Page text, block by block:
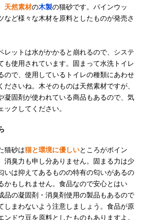
天然素材の木製の猫砂です。パインウッ
など様々な木材を原料としたものが発売さ
レットは水がかかると崩れるので、システ
も使用されています。固まって水洗トイレ
ので、使用しているトイレの種類にあわせ
ださいね。木そのものは天然素材ですが、
凝固剤が使われている商品もあるので、気
ックしてください。
猫砂は猫と環境に優しいところがポイン
消臭力も申し分ありません。固まる力は少
いは抑えてあるものの特有の匂いがあるの
かもしれません。食品なので安心とはい
品の凝固剤・消臭剤使用の製品もあるので
しまわないよう注意しましょう。食品が原
ンドウ豆を原料としたものもありますよ。